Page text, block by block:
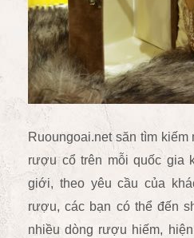
Ruoungoai.net săn tìm
rượu cổ trên mỗi quốc gia
giới, theo yêu cầu của
rượu, các bạn có thể đến
nhiều dòng rượu hiếm,